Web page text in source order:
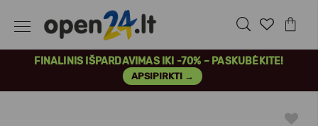
FINALINIS IŠPARDAVIMAS IKI -70% – PASKUBĖKITE!
APSIPIRKTI →